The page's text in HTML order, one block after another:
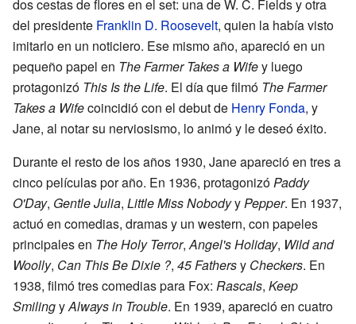
dos cestas de flores en el set: una de W. C. Fields y otra
del presidente Franklin D. Roosevelt, quien la había visto
imitarlo en un noticiero. Ese mismo año, apareció en un
pequeño papel en The Farmer Takes a Wifey luego
protagonizó This Is the Life. El día que filmó The Farmer
Takes a Wifecoincidió con el debut de Henry Fonda, y
Jane, al notar su nerviosismo, lo animó y le deseó éxito.
Durante el resto de los años 1930, Jane apareció en tres a
cinco películas por año. En 1936, protagonizóPaddy
O'Day, Gentle Julia, Little Miss NobodyyPepper. En 1937,
actuó en comedias, dramas y un western, con papeles
principales en The Holy Terror,Angel's Holiday, Wild and
Woolly, Can This Be Dixie ?, 45 Fathersy Checkers. En
1938, filmó tres comedias para Fox: Rascals, Keep
SmilingyAlways in Trouble. En 1939, apareció en cuatro